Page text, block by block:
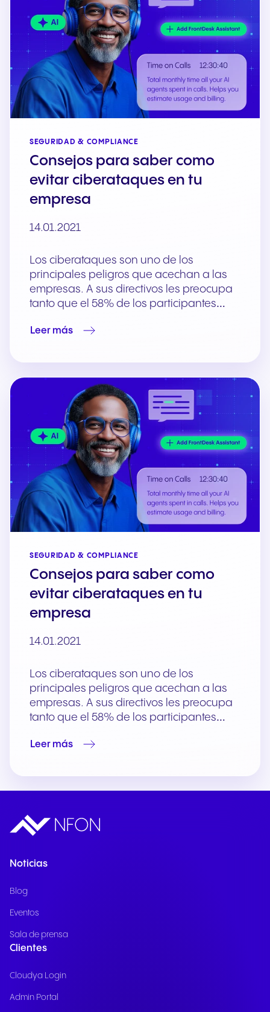
SEGURIDAD & COMPLIANCE
Consejos para saber como
evitar ciberataques en tu
empresa
14.01.2021
Los ciberataques son uno de los
principales peligros que acechan a las
empresas. A sus directivos les preocupa
tanto que el 58% de los participantes…
Leer más
SEGURIDAD & COMPLIANCE
Consejos para saber como
evitar ciberataques en tu
empresa
14.01.2021
Los ciberataques son uno de los
principales peligros que acechan a las
empresas. A sus directivos les preocupa
tanto que el 58% de los participantes…
Leer más
Noticias
Blog
Eventos
Sala de prensa
Clientes
Cloudya Login
Admin Portal